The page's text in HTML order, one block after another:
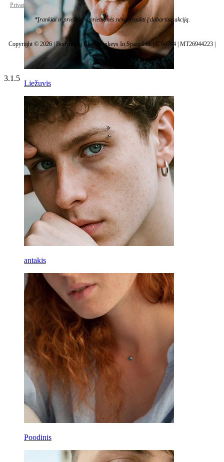
Liežuvis
antakis
Poodinis
Privatumo politika Slapukų nustatymai
*Įrankiai ir priežiūros priemonės nėra įtraukti į dabartinę akciją.
Copyright © 2026 | Bodymod | Blue Monkeys In Space Ltd. | C 94794 | MT26944223 |
3.1.5